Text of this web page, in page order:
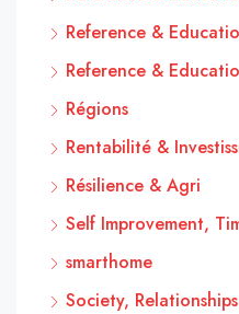
Reference &
Reference &
Régions
Rentabilité &
Résilience & Agri
Self Improvement,
smarthome
Society, Relationships